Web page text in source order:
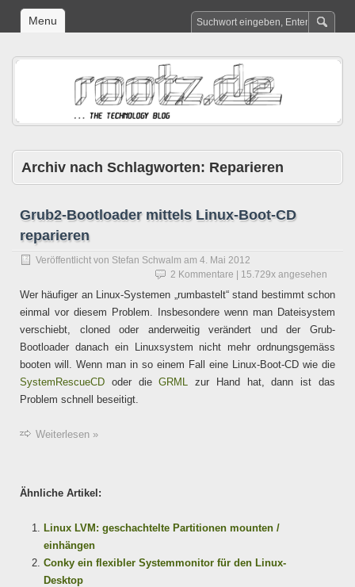
Menu
Archiv nach Schlagworten: Reparieren
Grub2-Bootloader mittels Linux-Boot-CD
reparieren
Veröffentlicht von Stefan Schwalm am 4. Mai 2012
2 Kommentare | 15.729x angesehen
Wer häufiger an Linux-Systemen „rumbastelt“ stand bestimmt schon
einmal vor diesem Problem. Insbesondere wenn man Dateisystem
verschiebt, cloned oder anderweitig verändert und der Grub-
Bootloader danach ein Linuxsystem nicht mehr ordnungsgemäss
booten will. Wenn man in so einem Fall eine Linux-Boot-CD wie die
SystemRescueCD oder dieGRML
zur Hand hat, dann ist das
Problem schnell beseitigt.
Weiterlesen »
Ähnliche Artikel:
Linux LVM: geschachtelte Partitionen mounten /
einhängen
Conky ein flexibler Systemmonitor für den Linux-
Desktop